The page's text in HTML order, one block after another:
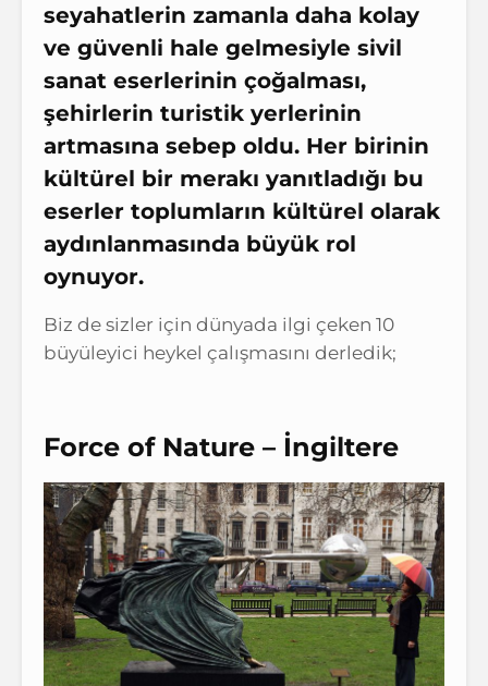
seyahatlerin zamanla daha kolay
ve güvenli hale gelmesiyle sivil
sanat eserlerinin çoğalması,
şehirlerin turistik yerlerinin
artmasına sebep oldu. Her birinin
kültürel bir merakı yanıtladığı bu
eserler toplumların kültürel olarak
aydınlanmasında büyük rol
oynuyor.
Biz de sizler için dünyada ilgi çeken 10
büyüleyici heykel çalışmasını derledik;
Force of Nature – İngiltere